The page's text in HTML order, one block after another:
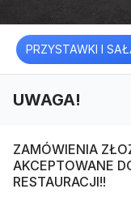
PRZYSTAWKI I
UWAGA!
ZAMÓWIENIA
AKCEPTOWANE
RESTAURACJI!!